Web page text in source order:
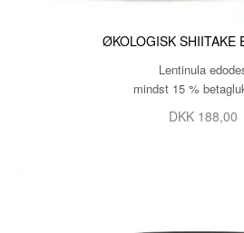
ØKOLOGISK SHIITAKE
Lentinula
mindst 15 %
DKK 188,00